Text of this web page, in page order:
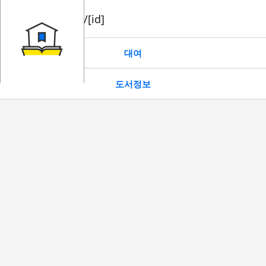
book/rent/[id]
대여
도서정보